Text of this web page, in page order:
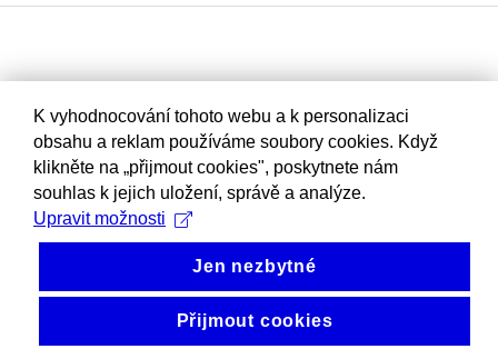
K vyhodnocování tohoto webu a k personalizaci
obsahu a reklam používáme soubory cookies. Když
klikněte na „přijmout cookies", poskytnete nám
souhlas k jejich uložení, správě a analýze.
Upravit možnosti
Jen nezbytné
Přijmout cookies